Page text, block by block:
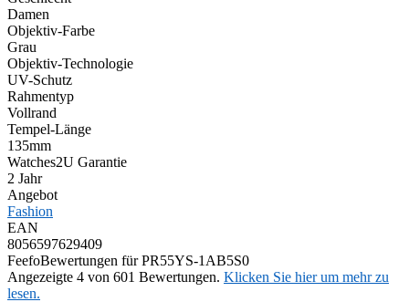
Damen
Objektiv-Farbe
Grau
Objektiv-Technologie
UV-Schutz
Rahmentyp
Vollrand
Tempel-Länge
135mm
Watches2U Garantie
2 Jahr
Angebot
Fashion
EAN
8056597629409
FeefoBewertungen für PR55YS-1AB5S0
Angezeigte 4 von 601 Bewertungen. Klicken Sie hier um mehr zu
lesen.